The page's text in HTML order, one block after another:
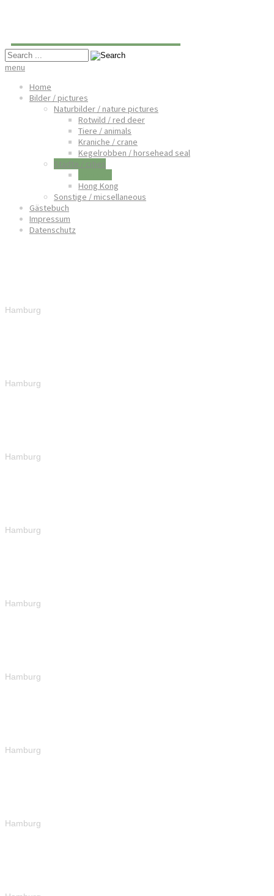
menu
Home
Bilder / pictures
Naturbilder / nature pictures
Rotwild / red deer
Tiere / animals
Kraniche / crane
Kegelrobben / horsehead seal
Städte / cities
Hong Kong
Sonstige / micsellaneous
Gästebuch
Impressum
Datenschutz
Hamburg
Hamburg
Hamburg
Hamburg
Hamburg
Hamburg
Hamburg
Hamburg